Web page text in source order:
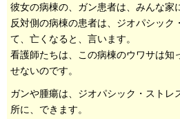
彼女の病棟の、ガン患者は、みんな家
反対側の病棟の患者は、ジオパシック
て、亡くなると、言います。
看護師たちは、この病棟のウワサは知
せないのです。
ガンや腫瘍は、ジオパシック・ストレ
所に、できます。